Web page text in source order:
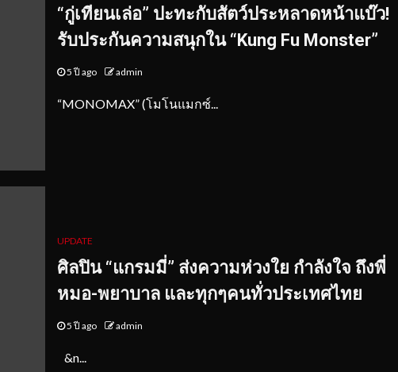
“กู่เทียนเล่อ” ปะทะกับสัตว์ประหลาดหน้าแบ๊ว!
รับประกันความสนุกใน “Kung Fu Monster”
5 ปี ago admin
“MONOMAX” (โมโนแมกซ์...
UPDATE
ศิลปิน “แกรมมี่” ส่งความห่วงใย กำลังใจ ถึงพี่
หมอ-พยาบาล และทุกๆคนทั่วประเทศไทย
5 ปี ago admin
&n...